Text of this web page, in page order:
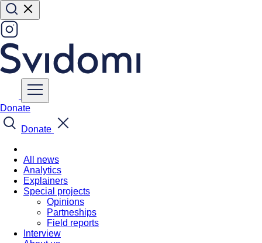
Donate
Donate
All news
Analytics
Explainers
Special projects
Opinions
Partneships
Field reports
Interview